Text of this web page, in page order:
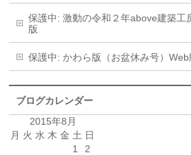
保護中: 激動の令和２年above建築工
版
保護中: かわら版（お盆休み号）Web
ブログカレンダー
2015年8月
月 火 水 木 金 土 日
1
2